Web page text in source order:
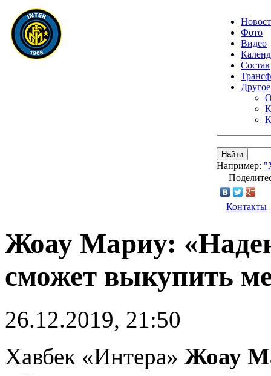
Фото
Видео
Состав
Другое
Найти
Например:
Контакты
Жоау Мариу:
сможет выкупить
26.12.2019, 21:50
Хавбек «Интера» Жоау